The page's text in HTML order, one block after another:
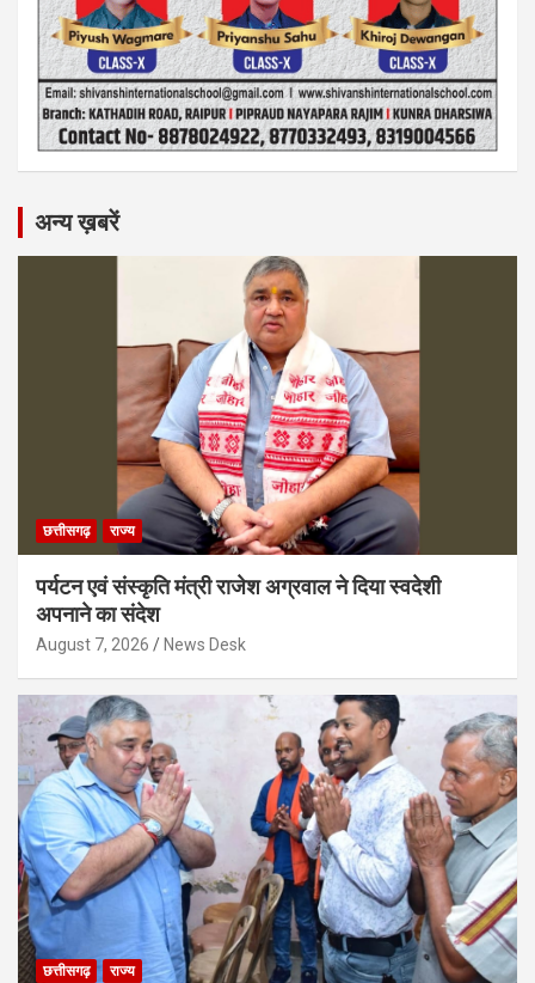
अन्य ख़बरें
छत्तीसगढ़ राज्य
पर्यटन एवं संस्कृति मंत्री राजेश अग्रवाल ने दिया स्वदेशी
अपनाने का संदेश
August 7, 2026 News Desk
छत्तीसगढ़ राज्य